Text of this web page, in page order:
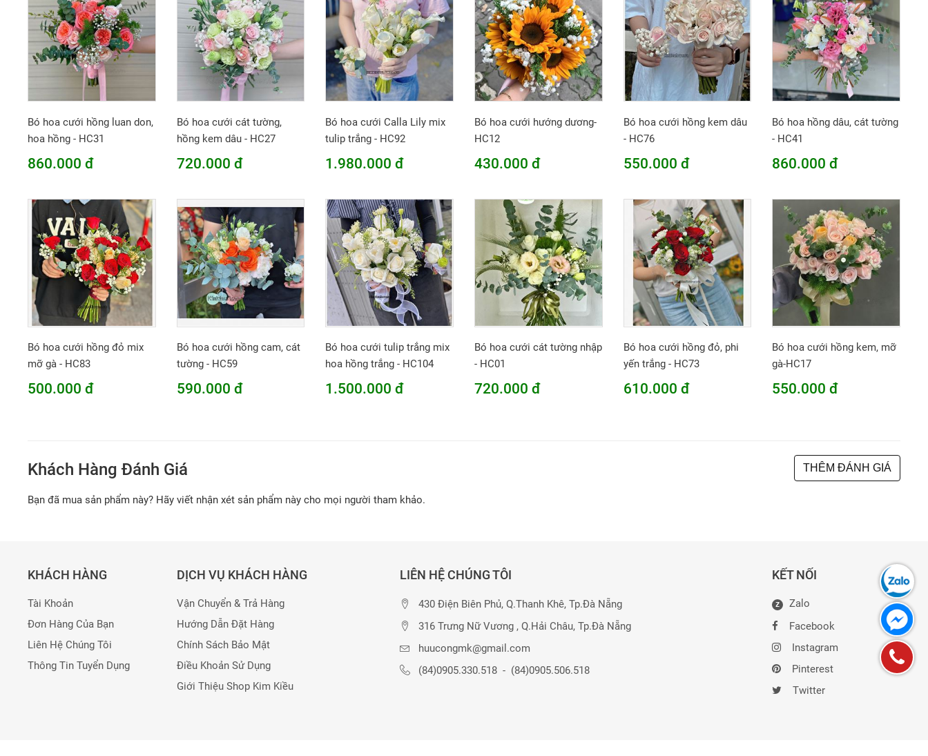
Bó hoa cưới hồng luan don,
hoa hồng - HC31
860.000 đ
Bó hoa cưới cát tường,
hồng kem dâu - HC27
720.000 đ
Bó hoa cưới Calla Lily mix
tulip trắng - HC92
1.980.000 đ
Bó hoa cưới hướng dương-
HC12
430.000 đ
Bó hoa cưới hồng kem dâu
- HC76
550.000 đ
Bó hoa hồng dâu, cát tường
- HC41
860.000 đ
Bó hoa cưới hồng đỏ mix
mỡ gà - HC83
500.000 đ
Bó hoa cưới hồng cam, cát
tường - HC59
590.000 đ
Bó hoa cưới tulip trắng mix
hoa hồng trắng - HC104
1.500.000 đ
Bó hoa cưới cát tường nhập
- HC01
720.000 đ
Bó hoa cưới hồng đỏ, phi
yến trắng - HC73
610.000 đ
Bó hoa cưới hồng kem, mỡ
gà-HC17
550.000 đ
Khách Hàng Đánh Giá THÊM ĐÁNH GIÁ
Bạn đã mua sản phẩm này? Hãy viết nhận xét sản phẩm này cho mọi người tham khảo.
KHÁCH HÀNG
Tài Khoản
Đơn Hàng Của Bạn
Liên Hệ Chúng Tôi
Thông Tin Tuyển Dụng
DỊCH VỤ KHÁCH HÀNG
Vận Chuyển & Trả Hàng
Hướng Dẫn Đặt Hàng
Chính Sách Bảo Mật
Điều Khoản Sử Dụng
Giới Thiệu Shop Kim Kiều
LIÊN HỆ CHÚNG TÔI
430 Điện Biên Phủ, Q.Thanh Khê, Tp.Đà Nẵng
316 Trưng Nữ Vương , Q.Hải Châu, Tp.Đà Nẵng
huucongmk@gmail.com
(84)0905.330.518 - (84)0905.506.518
KẾT NỐI
Z
Zalo
Facebook
Instagram
Pinterest
Twitter